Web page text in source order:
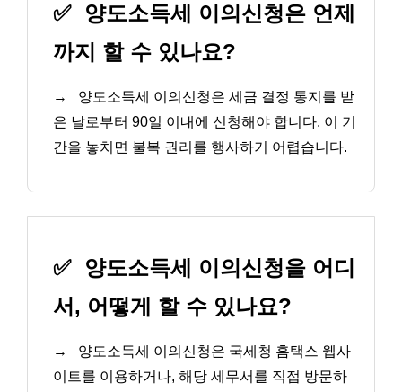
✅
양도소득세 이의신청은 언제
까지 할 수 있나요?
→
양도소득세 이의신청은 세금 결정 통지를 받
은 날로부터 90일 이내에 신청해야 합니다. 이 기
간을 놓치면 불복 권리를 행사하기 어렵습니다.
✅
양도소득세 이의신청을 어디
서, 어떻게 할 수 있나요?
→
양도소득세 이의신청은 국세청 홈택스 웹사
이트를 이용하거나, 해당 세무서를 직접 방문하